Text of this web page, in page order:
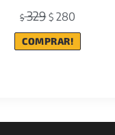
$329 $ 280
COMPRAR!